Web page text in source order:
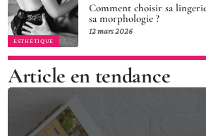
ESTHÉTIQUE
Comment choisir sa
sa morphologie ?
12 mars 2026
Article en tendance